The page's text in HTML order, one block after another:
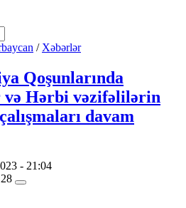
/ Xəbərlər
Qoşunlarında
Hərbi vəzifəlilərin
davam
- 21:04